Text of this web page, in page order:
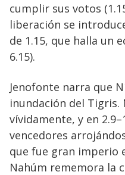
cumplir sus votos
liberación se
de 1.15, que halla un
6.15).
Jenofonte narra que
inundación del Tigris.
vívidamente, y en
vencedores
que fue gran imperio
Nahúm rememora la